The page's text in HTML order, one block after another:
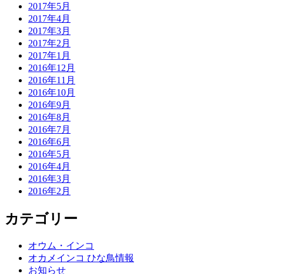
2017年5月
2017年4月
2017年3月
2017年2月
2017年1月
2016年12月
2016年11月
2016年10月
2016年9月
2016年8月
2016年7月
2016年6月
2016年5月
2016年4月
2016年3月
2016年2月
カテゴリー
オウム・インコ
オカメインコ ひな鳥情報
お知らせ